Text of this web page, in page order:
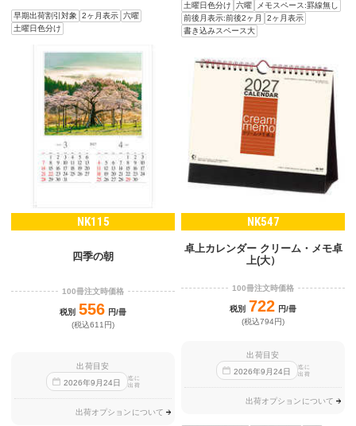
早期出荷割引対象 2ヶ月表示 六曜
土曜日色分け
土曜日色分け 六曜
メモスペース:罫線無し
前後月表示:前後2ヶ月
2ヶ月表示
書き込みスペース大
NK115
四季の朝
100冊注文時価格
税別 556 円/冊
(税込611円)
出荷目安
2026年9 月24日
迄に
出荷
出荷オプションについて
NK547
卓上カレンダー クリーム・メモ卓
上(大）
100冊注文時価格
税別 722 円/冊
(税込794円)
出荷目安
2026年9 月24日
迄に
出荷
出荷オプションについて